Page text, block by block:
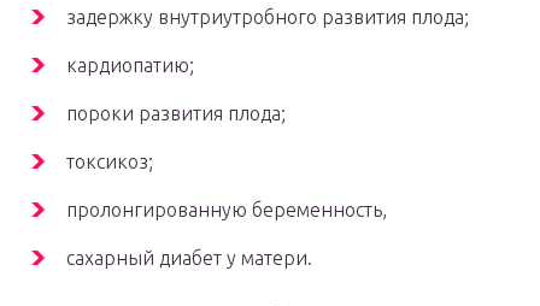
задержку внутриутробного развития плода;
кардиопатию;
пороки развития плода;
токсикоз;
пролонгированную беременность,
сахарный диабет у матери.